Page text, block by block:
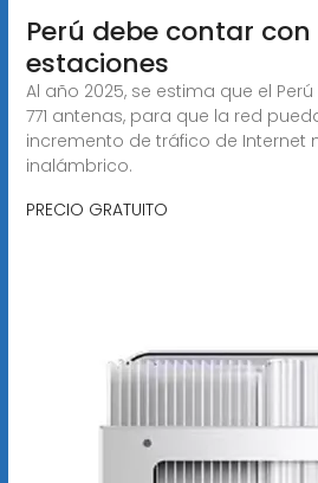
Perú debe contar con
estaciones
Al año 2025, se estima que el
771 antenas, para que la red
incremento de tráfico de Internet
inalámbrico.
PRECIO GRATUITO